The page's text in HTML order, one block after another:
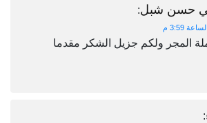
حسن شبل:
المجر ولكم جزيل الشكر مقدما
: